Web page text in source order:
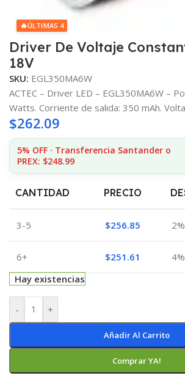
🔥ÚLTIMAS 4
Driver De Voltaje
18V
SKU: EGL350MA6W
ACTEC – Driver LED – EGL350MA6W –
Watts. Corriente de salida: 350 mAh.
$262.09
5% OFF · Transferencia Santander o
PREX: $248.99
CANTIDAD PRECIO
3-5 $256.85 2%
6+ $251.61
4%
Hay existencias
- +
Añadir Al Carrito
Comprar YA!